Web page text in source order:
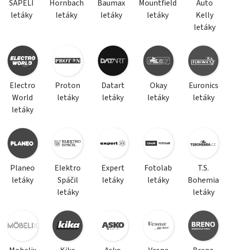
SAPELI
letáky
Hornbach
letáky
Baumax
letáky
Mountfield
letáky
Auto
Kelly
letáky
Electro
World
letáky
Proton
letáky
Datart
letáky
Okay
letáky
Euronics
letáky
Planeo
letáky
Elektro
Spáčil
letáky
Expert
letáky
Fotolab
letáky
T.S.
Bohemia
letáky